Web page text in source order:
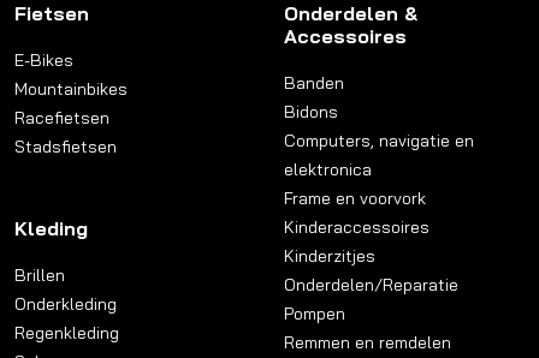
Fietsen
E-Bikes
Mountainbikes
Racefietsen
Stadsfietsen
Kleding
Brillen
Onderkleding
Regenkleding
Onderdelen &
Accessoires
Banden
Bidons
Computers, navigatie en
elektronica
Frame en voorvork
Kinderaccessoires
Kinderzitjes
Onderdelen/Reparatie
Pompen
Remmen en remdelen